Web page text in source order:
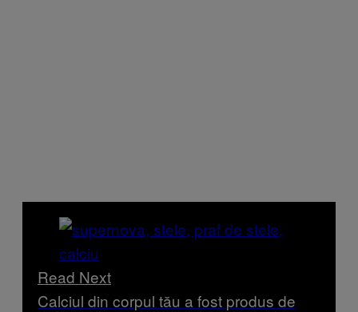
Read Next
Calciul din corpul tău a fost produs de